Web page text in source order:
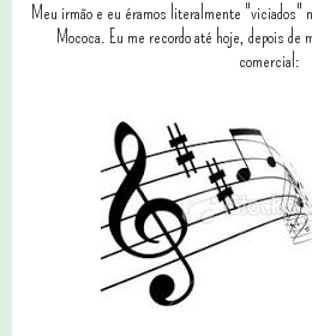
Meu irmão e eu éramos literalmente "viciados"
Mococa. Eu me recordo até hoje, depois de
comercial: